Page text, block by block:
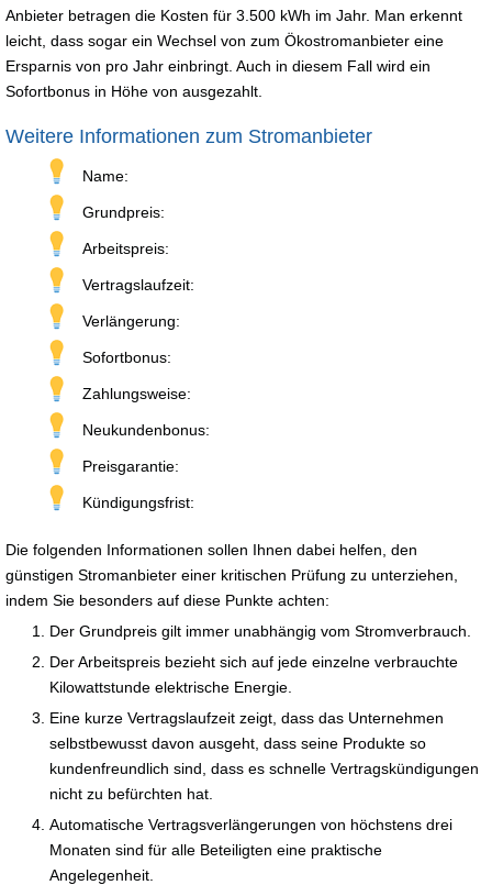
Anbieter betragen die Kosten für 3.500 kWh im Jahr. Man erkennt
leicht, dass sogar ein Wechsel von zum Ökostromanbieter eine
Ersparnis von pro Jahr einbringt. Auch in diesem Fall wird ein
Sofortbonus in Höhe von ausgezahlt.
Weitere Informationen zum Stromanbieter
Name:
Grundpreis:
Arbeitspreis:
Vertragslaufzeit:
Verlängerung:
Sofortbonus:
Zahlungsweise:
Neukundenbonus:
Preisgarantie:
Kündigungsfrist:
Die folgenden Informationen sollen Ihnen dabei helfen, den
günstigen Stromanbieter einer kritischen Prüfung zu unterziehen,
indem Sie besonders auf diese Punkte achten:
Der Grundpreis gilt immer unabhängig vom Stromverbrauch.
Der Arbeitspreis bezieht sich auf jede einzelne verbrauchte
Kilowattstunde elektrische Energie.
Eine kurze Vertragslaufzeit zeigt, dass das Unternehmen
selbstbewusst davon ausgeht, dass seine Produkte so
kundenfreundlich sind, dass es schnelle Vertragskündigungen
nicht zu befürchten hat.
Automatische Vertragsverlängerungen von höchstens drei
Monaten sind für alle Beteiligten eine praktische
Angelegenheit.